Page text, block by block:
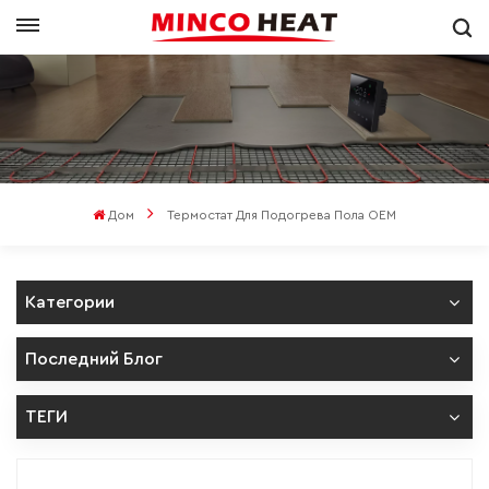
Дом Термостат Для Подогрева Пола OEM
Категории
Последний Блог
ТЕГИ